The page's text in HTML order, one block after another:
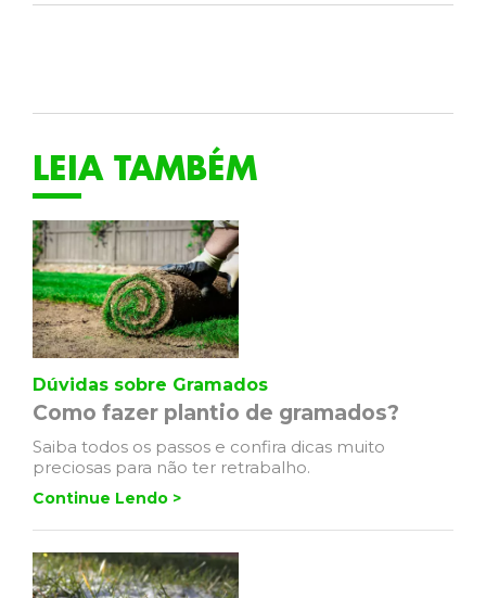
LEIA TAMBÉM
Dúvidas sobre Gramados
Como fazer plantio de gramados?
Saiba todos os passos e confira dicas muito
preciosas para não ter retrabalho.
Continue Lendo >